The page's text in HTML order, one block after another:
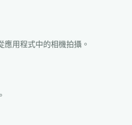
用程式中的相機拍攝。